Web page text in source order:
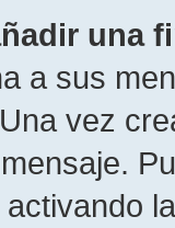
una
a sus
vez